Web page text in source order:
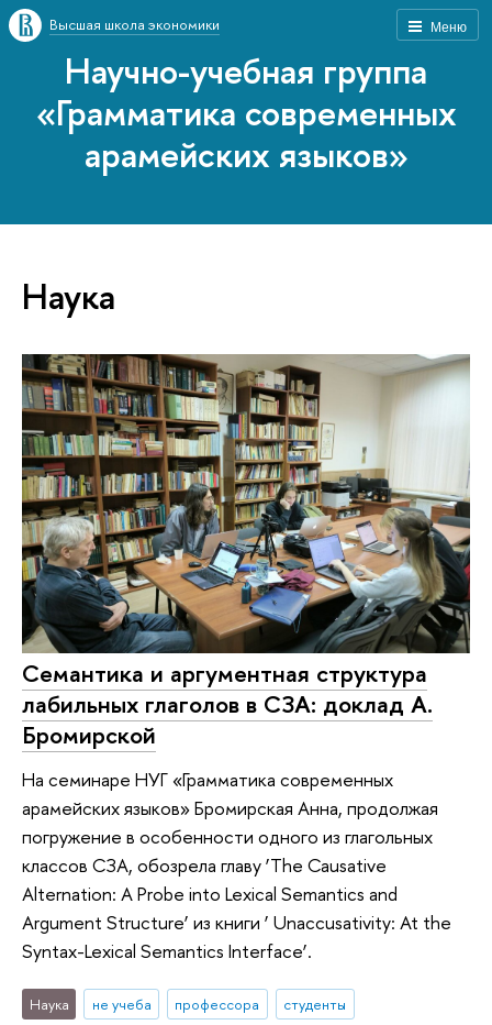
Меню
Высшая школа экономики
Научно-учебная группа
«Грамматика современных
арамейских языков»
Наука
Семантика и аргументная структура
лабильных глаголов в СЗА: доклад А.
Бромирской
На семинаре НУГ «Грамматика современных
арамейских языков» Бромирская Анна, продолжая
погружение в особенности одного из глагольных
классов СЗА, обозрела главу ‘The Causative
Alternation: A Probe into Lexical Semantics and
Argument Structure’ из книги ‘ Unaccusativity: At the
Syntax-Lexical Semantics Interface’.
Наука не учеба профессора
студенты